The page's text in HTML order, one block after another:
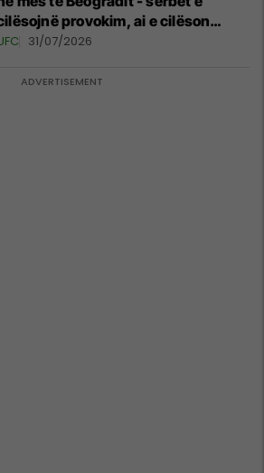
provokim, ai e cilëson
të identitetit
31/07/2026